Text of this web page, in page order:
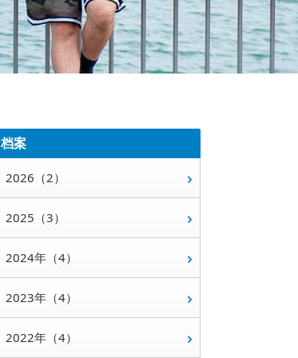
档案
2026（2）
2025（3）
2024年（4）
2023年（4）
2022年（4）